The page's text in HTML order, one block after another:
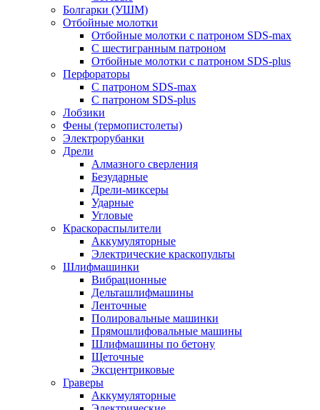
Болгарки (УШМ)
Отбойные молотки
Отбойные молотки с патроном SDS-max
С шестигранным патроном
Отбойные молотки с патроном SDS-plus
Перфораторы
С патроном SDS-max
С патроном SDS-plus
Лобзики
Фены (термопистолеты)
Электрорубанки
Дрели
Алмазного сверления
Безударные
Дрели-миксеры
Ударные
Угловые
Краскораспылители
Аккумуляторные
Электрические краскопульты
Шлифмашинки
Вибрационные
Дельташлифмашины
Ленточные
Полировальные машинки
Прямошлифовальные машины
Шлифмашины по бетону
Щеточные
Эксцентриковые
Граверы
Аккумуляторные